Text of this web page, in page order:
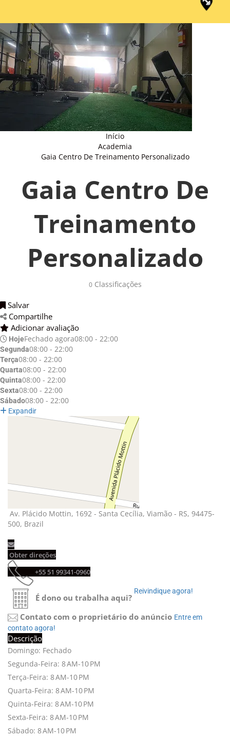
Início
Academia
Gaia Centro De Treinamento Personalizado
Gaia Centro De
Treinamento
Personalizado
0Classificações
Salvar
Compartilhe
Adicionar avaliação
HojeFechado agora08:00 - 22:00
Segunda08:00 - 22:00
Terça08:00 - 22:00
Quarta08:00 - 22:00
Quinta08:00 - 22:00
Sexta08:00 - 22:00
Sábado08:00 - 22:00
Expandir
Av. Plácido Mottin, 1692 - Santa Cecília, Viamão - RS, 94475-
500, Brazil
Obter direções
+55 51 99341-0960
É dono ou trabalha aqui?
Reivindique agora!
Contato com o proprietário do anúncio Entre em
contato agora!
Descrição
Domingo: Fechado
Segunda-Feira: 8 AM-10 PM
Terça-Feira: 8 AM-10 PM
Quarta-Feira: 8 AM-10 PM
Quinta-Feira: 8 AM-10 PM
Sexta-Feira: 8 AM-10 PM
Sábado: 8 AM-10 PM